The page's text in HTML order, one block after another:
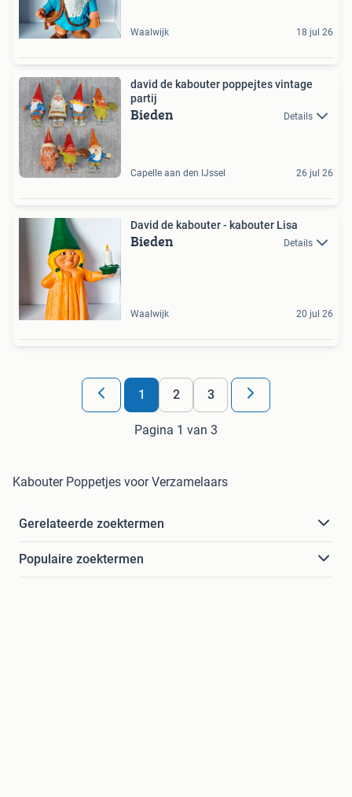
Waalwijk 18 jul 26
david de kabouter poppejtes vintage
partij
Bieden Details
Capelle aan den IJssel 26 jul 26
David de kabouter - kabouter Lisa
Bieden Details
Waalwijk 20 jul 26
1 2 3
Pagina 1 van 3
Kabouter Poppetjes voor Verzamelaars
Gerelateerde zoektermen
Populaire zoektermen